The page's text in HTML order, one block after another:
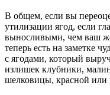
В общем, если вы
утилизации ягод, если
выносливыми, чем ваш
теперь есть на заметке
с ягодами, который
излишек клубники,
шелковицы, красной